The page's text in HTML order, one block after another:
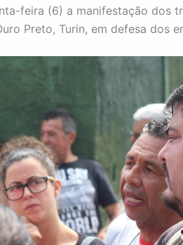
feira (6) a manifestação dos
Preto, Turin, em defesa dos